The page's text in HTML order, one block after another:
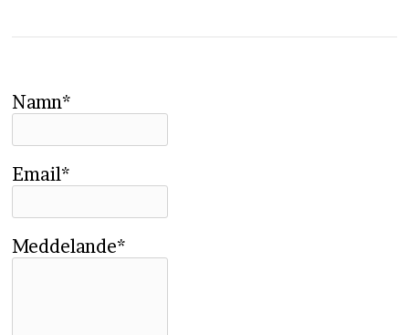
Namn*
Email*
Meddelande*